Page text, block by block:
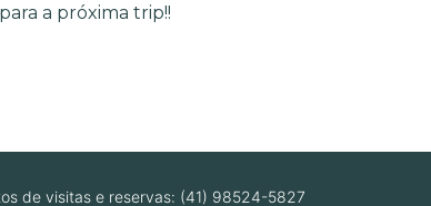
a próxima trip!!
de visitas e reservas: (41) 98524-5827